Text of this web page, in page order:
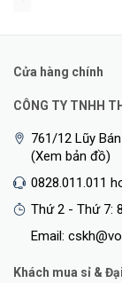
Cửa hàng chính
CÔNG TY TNHH
761/12 Lũy
(Xem bản đồ)
0828.011.011
Thứ 2 - Thứ 7:
Email:
Khách mua sỉ &